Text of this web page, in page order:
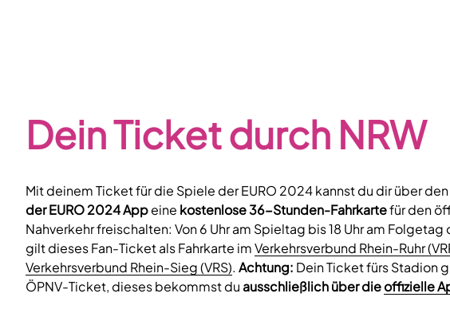
Dein Ticket durch NRW
Mit deinem Ticket für die Spiele der EURO 2024 kannst du dir über den
der EURO 2024 Appeine kostenlose 36-Stunden-Fahrkartefür den
Nahverkehr freischalten: Von 6 Uhr am Spieltag bis 18 Uhr am Folgetag
gilt dieses Fan-Ticket als Fahrkarte imVerkehrsverbund Rhein-Ruhr
Verkehrsverbund Rhein-Sieg (VRS). Achtung: Dein Ticket fürs Stadion
ÖPNV-Ticket, dieses bekommst du ausschließlich über dieoffizielle